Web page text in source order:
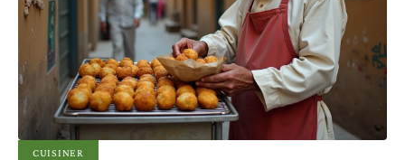
CUISINER